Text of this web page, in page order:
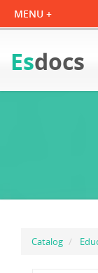
Esdocs
Catalog